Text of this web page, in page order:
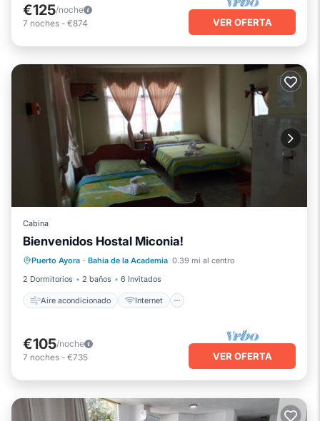
€125/noche
7 noches - €874 VER OFERTA
Cabina
Bienvenidos Hostal Miconia!
Puerto Ayora · Bahia de la Academia 0.39 mi al centro
2 Dormitorios
2 baños 6 Invitados
Aire acondicionado Internet
Aire acondicionado Internet
Ropa de cama
€105/noche
7 noches - €735 VER OFERTA